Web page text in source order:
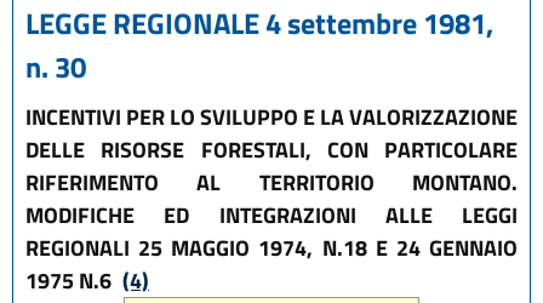
LEGGE REGIONALE 4 settembre 1981,
n. 30
INCENTIVI PER LO SVILUPPO E LA VALORIZZAZIONE
DELLE RISORSE FORESTALI, CON PARTICOLARE
RIFERIMENTO AL TERRITORIO MONTANO.
MODIFICHE ED INTEGRAZIONI ALLE LEGGI
REGIONALI 25 MAGGIO 1974, N.18 E 24 GENNAIO
1975 N.6 (4)